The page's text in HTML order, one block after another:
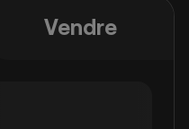
Vendre